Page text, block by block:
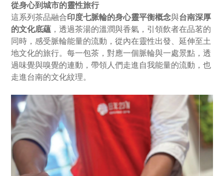
從身心到城市的靈性旅行
這系列茶品融合印度七脈輪的身心靈平衡概念與台南深厚
的文化底蘊 ，透過茶湯的溫潤與香氣，引領飲者在品茗的
同時，感受脈輪能量的流動，從內在靈性出發、延伸至土
地文化的旅行。每一包茶，對應一個脈輪與一處景點，透
過味覺與嗅覺的連動，帶領人們走進自我能量的流動，也
走進台南的文化紋理。